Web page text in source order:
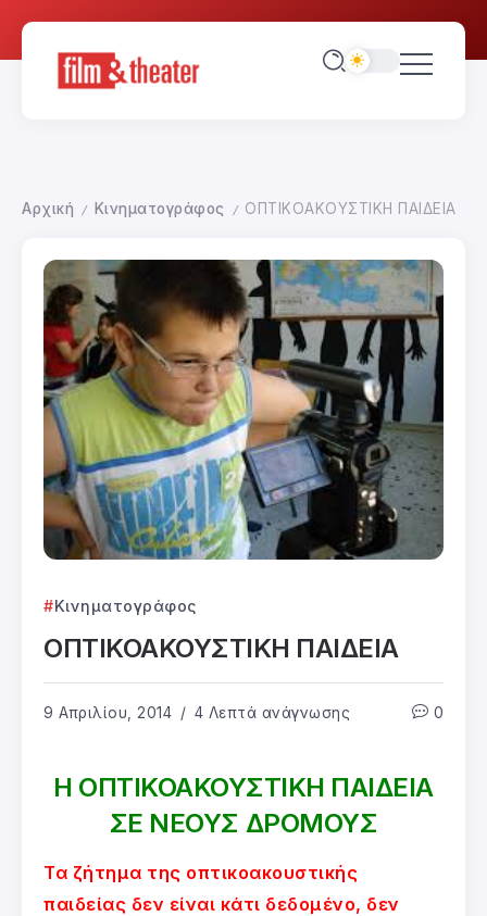
Αρχική / Κινηματογράφος / ΟΠΤΙΚΟΑΚΟΥΣΤΙΚΗ ΠΑΙΔΕΙΑ
Κινηματογράφος
ΟΠΤΙΚΟΑΚΟΥΣΤΙΚΗ ΠΑΙΔΕΙΑ
9 Απριλίου, 2014 4 Λεπτά ανάγνωσης 0
Η ΟΠΤΙΚΟΑΚΟΥΣΤΙΚΗ ΠΑΙΔΕΙΑ
ΣΕ ΝΕΟΥΣ ΔΡΟΜΟΥΣ
Τα ζήτημα της οπτικοακουστικής
παιδείας δεν είναι κάτι δεδομένο, δεν